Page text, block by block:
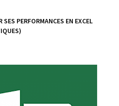
SES PERFORMANCES EN EXCEL